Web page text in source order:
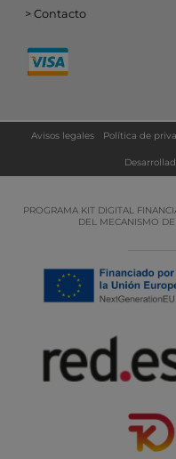
Contacto
Avisos legales Política de
PROGRAMA KIT DIGITAL
DEL MECANISMO